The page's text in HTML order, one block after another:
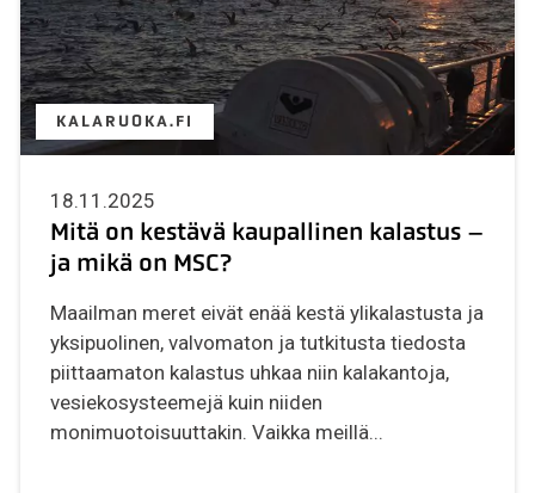
KALARUOKA.FI
18.11.2025
Mitä on kestävä kaupallinen kalastus –
ja mikä on MSC?
Maailman meret eivät enää kestä ylikalastusta ja
yksipuolinen, valvomaton ja tutkitusta tiedosta
piittaamaton kalastus uhkaa niin kalakantoja,
vesiekosysteemejä kuin niiden
monimuotoisuuttakin. Vaikka meillä...